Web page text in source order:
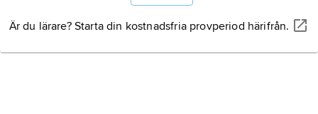
Är du lärare? Starta din kostnadsfria provperiod härifrån.